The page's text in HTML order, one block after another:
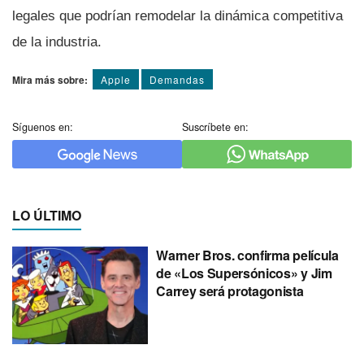
legales que podrían remodelar la dinámica competitiva
de la industria.
Mira más sobre: Apple Demandas
Síguenos en: Suscríbete en:
LO ÚLTIMO
Warner Bros. confirma película
de «Los Supersónicos» y Jim
Carrey será protagonista